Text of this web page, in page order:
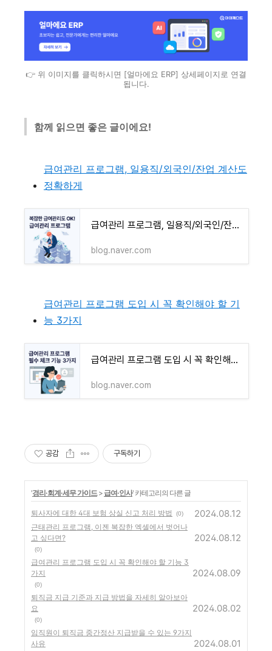
👉 위 이미지를 클릭하시면 [얼마에요 ERP] 상세페이지로 연결
됩니다.
함께 읽으면 좋은 글이에요!
급여관리 프로그램, 일용직/외국인/잔업 계산도
정확하게
급여관리 프로그램, 일용직/외국인/잔업 계산도 정확하게
blog.naver.com
급여관리 프로그램 도입 시 꼭 확인해야 할 기
능 3가지
급여관리 프로그램 도입 시 꼭 확인해야 할 기능 3가지
blog.naver.com
공감 구독하기
'경리·회계·세무 가이드> 급여·인사' 카테고리의 다른 글
퇴사자에 대한 4대 보험 상실 신고 처리 방법 (0) 2024.08.12
근태관리 프로그램, 이젠 복잡한 엑셀에서 벗어나
고 싶다면?
(0)
2024.08.12
급여관리 프로그램 도입 시 꼭 확인해야 할 기능 3
가지
(0)
2024.08.09
퇴직금 지급 기준과 지급 방법을 자세히 알아보아
요
(0)
2024.08.02
임직원이 퇴직금 중간정산 지급받을 수 있는 9가지
사유
2024.08.01